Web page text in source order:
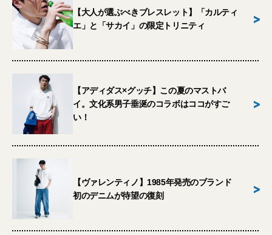
【大人が選ぶべきブレスレット】「カルティ
エ」と「サカイ」の限定トリニティ
>
【アディダス×グッチ】この夏のマストバ
イ。文化系男子垂涎のコラボはココがすご
い！
>
【ヴァレンティノ】1985年発売のブランド
初のデニムが待望の復刻
>